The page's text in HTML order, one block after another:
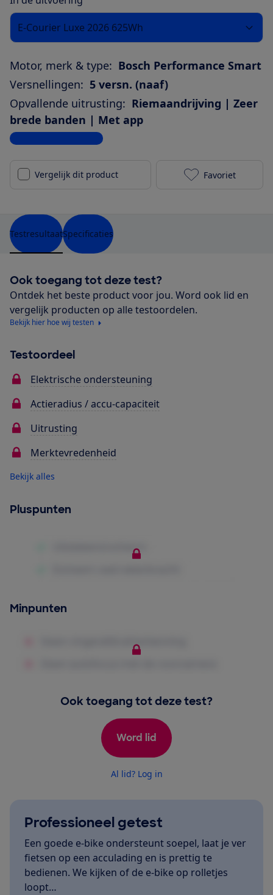
E-Courier Luxe 2026 625Wh
Motor, merk & type: Bosch Performance Smart
Versnellingen: 5 versn. (naaf)
Opvallende uitrusting: Riemaandrijving | Zeer
brede banden | Met app
Bekijk alle specificaties
Vergelijk dit product Stevens E-
Favoriet
TestresultaatSpecificaties
Ook toegang tot deze test?
Ontdek het beste product voor jou. Word ook lid en
vergelijk producten op alle testoordelen.
Bekijk hier hoe wij testen
Testoordeel
Elektrische ondersteuning
Actieradius / accu-capaciteit
Uitrusting
Merktevredenheid
Bekijk alles
Pluspunten
Minpunten
Ook toegang tot deze test?
Word lid
Al lid? Log in
Professioneel getest
Een goede e-bike ondersteunt soepel, laat je ver
fietsen op een acculading en is prettig te
bedienen. We kijken of de e-bike op rolletjes
loopt…